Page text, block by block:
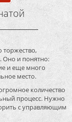
торжество,
Оно и понятно:
и еще много
место.
количество
процесс. Нужно
с управляющим